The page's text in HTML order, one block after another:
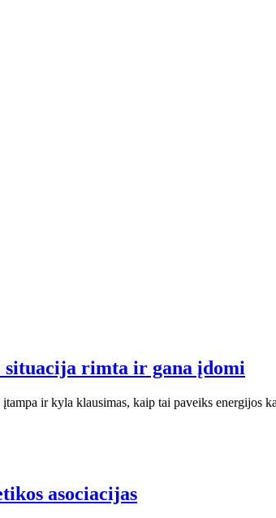
situacija rimta ir gana įdomi
ir kyla klausimas, kaip tai paveiks energijos
asociacijas